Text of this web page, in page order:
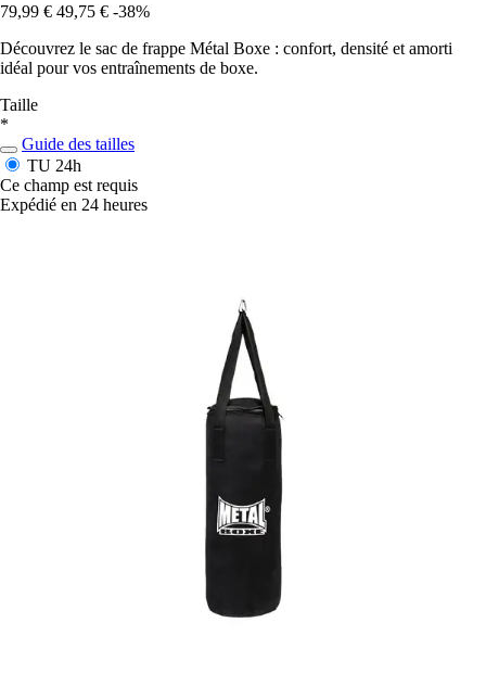
79,99 € 49,75 € -38%
Découvrez le sac de frappe Métal Boxe : confort, densité et amorti
idéal pour vos entraînements de boxe.
Taille
*
Guide des tailles
TU 24h
Ce champ est requis
Expédié en 24 heures